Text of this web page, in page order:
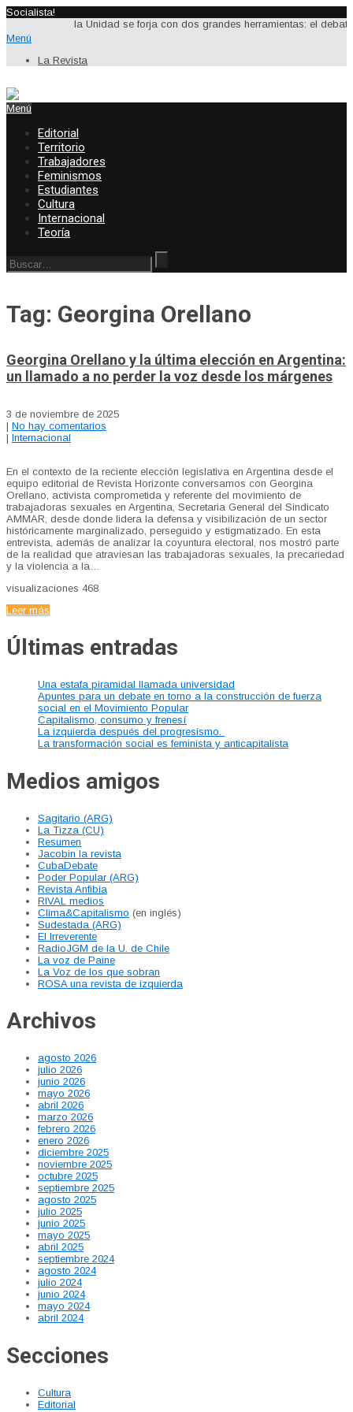
Socialista!
la Unidad se forja con dos grandes herramientas: el
Menú
La Revista
Menú
Editorial
Territorio
Trabajadores
Feminismos
Estudiantes
Cultura
Internacional
Teoría
Tag: Georgina Orellano
Georgina Orellano y la última elección en Argentina:
un llamado a no perder la voz desde los márgenes
3 de noviembre de 2025
| No hay comentarios
| Internacional
En el contexto de la reciente elección legislativa en Argentina desde el
equipo editorial de Revista Horizonte conversamos con Georgina
Orellano, activista comprometida y referente del movimiento de
trabajadoras sexuales en Argentina, Secretaria General del Sindicato
AMMAR, desde donde lidera la defensa y visibilización de un sector
históricamente marginalizado, perseguido y estigmatizado. En esta
entrevista, además de analizar la coyuntura electoral, nos mostró parte
de la realidad que atraviesan las trabajadoras sexuales, la precariedad
y la violencia a la…
visualizaciones 468
Leer más
Últimas entradas
Una estafa piramidal llamada universidad
Apuntes para un debate en torno a la construcción de fuerza
social en el Movimiento Popular
Capitalismo, consumo y frenesí
La izquierda después del progresismo.
La transformación social es feminista y anticapitalista
Medios amigos
Sagitario (ARG)
La Tizza (CU)
Resumen
Jacobin la revista
CubaDebate
Poder Popular (ARG)
Revista Anfibia
RIVAL medios
Clima&Capitalismo (en inglés)
Sudestada (ARG)
El Irreverente
RadioJGM de la U. de Chile
La voz de Paine
La Voz de los que sobran
ROSA una revista de izquierda
Archivos
agosto 2026
julio 2026
junio 2026
mayo 2026
abril 2026
marzo 2026
febrero 2026
enero 2026
diciembre 2025
noviembre 2025
octubre 2025
septiembre 2025
agosto 2025
julio 2025
junio 2025
mayo 2025
abril 2025
septiembre 2024
agosto 2024
julio 2024
junio 2024
mayo 2024
abril 2024
Secciones
Cultura
Editorial